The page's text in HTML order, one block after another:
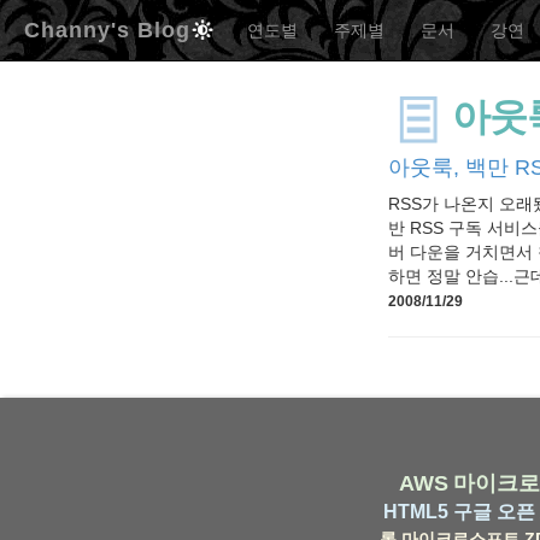
Channy's Blog 연도별 주제별 문서 강연
아웃
아웃룩, 백만
RSS가 나온지 오
반 RSS 구독 서비
버 다운을 거치면
하면 정말 안습...근
2008/11/29
AWS 마이크
HTML5 구글 오픈